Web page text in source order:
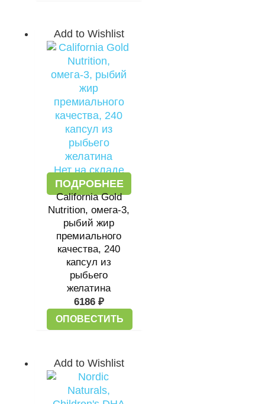
Add to Wishlist
Нет на складе
ПОДРОБНЕЕ
California Gold
Nutrition, омега-3,
рыбий жир
премиального
качества, 240
капсул из
рыбьего
желатина
6186 ₽
ОПОВЕСТИТЬ
Add to Wishlist